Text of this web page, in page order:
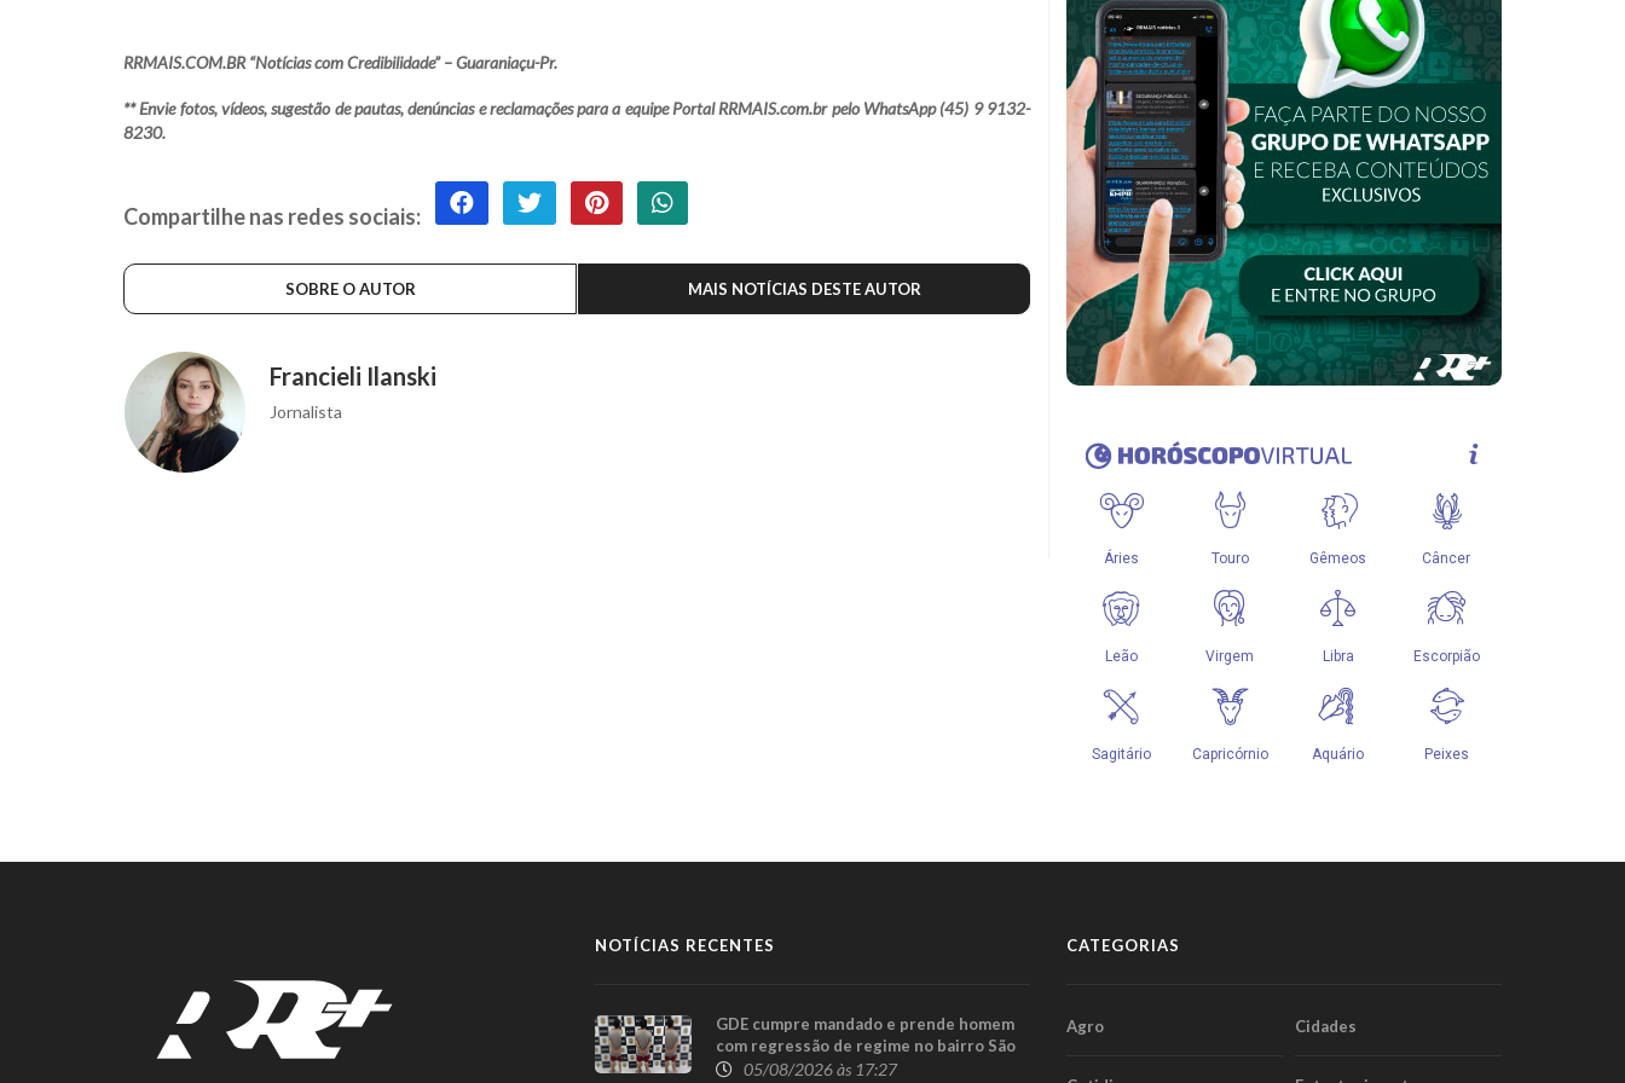
RRMAIS.COM.BR “Notícias com Credibilidade” – Guaraniaçu-Pr.
** Envie fotos, vídeos, sugestão de pautas, denúncias e reclamações para a equipe Portal RRMAIS.com.br pelo WhatsApp (45) 9 9132-
8230.
Compartilhe nas redes sociais:
SOBRE O AUTOR MAIS NOTÍCIAS DESTE AUTOR
Francieli Ilanski
Jornalista
NOTÍCIAS RECENTES
GDE cumpre mandado e prende homem
com regressão de regime no bairro São
Cristóvão, em Cascavel
05/08/2026 às 17:27
CATEGORIAS
Agro Cidades